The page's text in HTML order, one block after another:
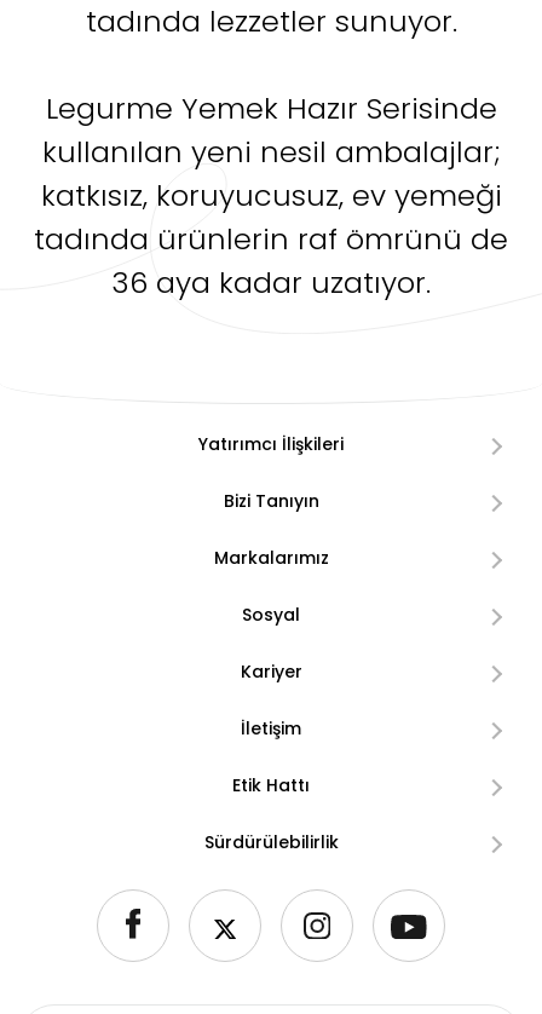
tadında lezzetler sunuyor.
Legurme Yemek Hazır Serisinde
kullanılan yeni nesil ambalajlar;
katkısız, koruyucusuz, ev yemeği
tadında ürünlerin raf ömrünü de
36 aya kadar uzatıyor.
Yatırımcı İlişkileri
Bizi Tanıyın
Markalarımız
Sosyal
Kariyer
İletişim
Etik Hattı
Sürdürülebilirlik